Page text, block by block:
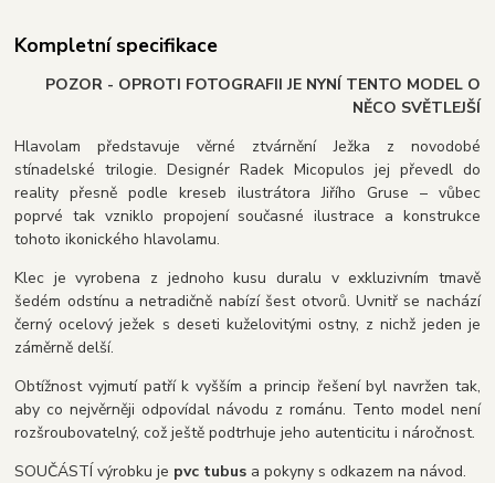
Kompletní specifikace
POZOR - OPROTI FOTOGRAFII JE NYNÍ TENTO MODEL O
NĚCO SVĚTLEJŠÍ
Hlavolam představuje věrné ztvárnění Ježka z novodobé
stínadelské trilogie. Designér Radek Micopulos jej převedl do
reality přesně podle kreseb ilustrátora Jiřího Gruse – vůbec
poprvé tak vzniklo propojení současné ilustrace a konstrukce
tohoto ikonického hlavolamu.
Klec je vyrobena z jednoho kusu duralu v exkluzivním tmavě
šedém odstínu a netradičně nabízí šest otvorů. Uvnitř se nachází
černý ocelový ježek s deseti kuželovitými ostny, z nichž jeden je
záměrně delší.
Obtížnost vyjmutí patří k vyšším a princip řešení byl navržen tak,
aby co nejvěrněji odpovídal návodu z románu. Tento model není
rozšroubovatelný, což ještě podtrhuje jeho autenticitu i náročnost.
SOUČÁSTÍ výrobku je pvc tubus a pokyny s odkazem na návod.